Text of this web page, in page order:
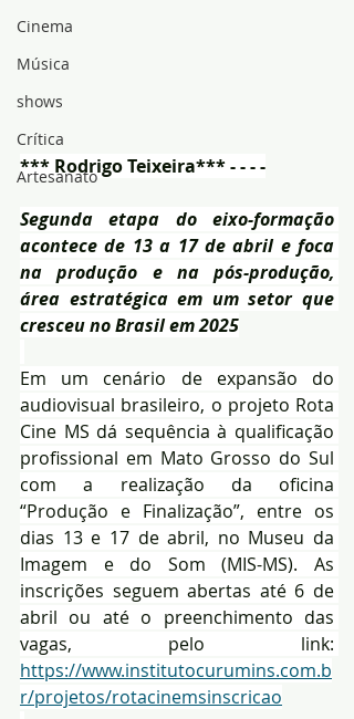
Cinema
Música
shows
Crítica
Artesanato
*** Rodrigo Teixeira*** - - - -
Segunda etapa do eixo-formação
acontece de 13 a 17 de abril e foca
na produção e na pós-produção,
área estratégica em um setor que
cresceu no Brasil em 2025
Em um cenário de expansão do
audiovisual brasileiro, o projeto Rota
Cine MS dá sequência à qualificação
profissional em Mato Grosso do Sul
com a realização da oficina
“Produção e Finalização”, entre os
dias 13 e 17 de abril, no Museu da
Imagem e do Som (MIS-MS). As
inscrições seguem abertas até 6 de
abril ou até o preenchimento das
https://www.institutocurumins.com.b
r/projetos/rotacinemsinscricao